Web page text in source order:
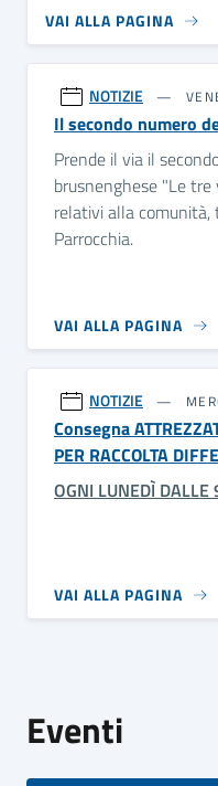
VAI ALLA PAGINA
NOTIZIE
Il secondo numero
Prende il via il
brusnenghese "Le
relativi alla comunità,
Parrocchia.
VAI ALLA PAGINA
NOTIZIE
Consegna
PER RACCOLTA
OGNI LUNEDÌ
VAI ALLA PAGINA
Eventi